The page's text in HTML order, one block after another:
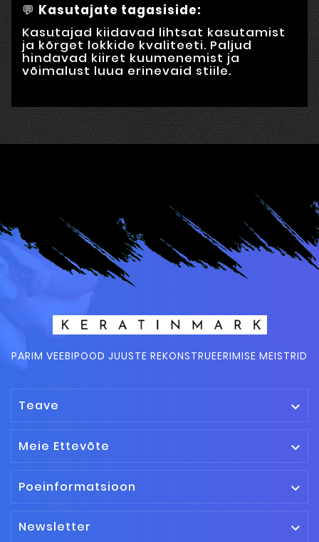
💬 Kasutajate tagasiside:
Kasutajad kiidavad lihtsat kasutamist
ja kõrget lokkide kvaliteeti. Paljud
hindavad kiiret kuumenemist ja
võimalust luua erinevaid stiile.
PARIM VEEBIPOOD JUUSTE REKONSTRUEERIMISE MEISTRID
Teave 
Meie Ettevõte 
Poeinformatsioon 
Newsletter 